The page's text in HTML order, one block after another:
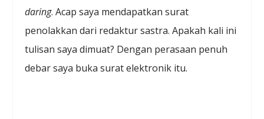
daring. Acap saya mendapatkan surat
penolakkan dari redaktur sastra. Apakah kali ini
tulisan saya dimuat? Dengan perasaan penuh
debar saya buka surat elektronik itu.